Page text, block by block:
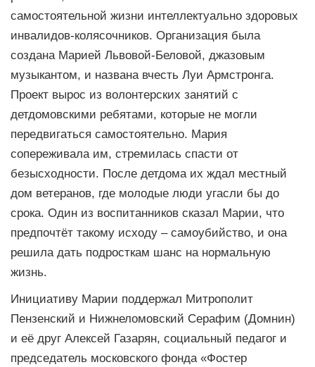
самостоятельной жизни интеллектуально здоровых
инвалидов-колясочников. Организация была
создана Марией Львовой-Беловой, джазовым
музыкантом, и названа вчесть Луи Армстронга.
Проект вырос из волонтерских занятий с
детдомовскими ребятами, которые не могли
передвигаться самостоятельно. Мария
сопереживала им, стремилась спасти от
безысходности. После детдома их ждал местный
дом ветеранов, где молодые люди угасли бы до
срока. Один из воспитанников сказал Марии, что
предпочтёт такому исходу – самоубийство, и она
решила дать подросткам шанс на нормальную
жизнь.
Инициативу Марии поддержал Митрополит
Пензенский и Нижнеломовский Серафим (Домнин)
и её друг Алексей Газарян, социальный педагог и
председатель московского фонда «Фостер